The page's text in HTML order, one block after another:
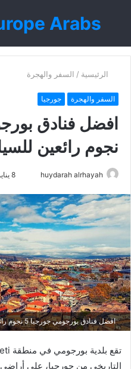
Arabs
بحث
الرئيسية / السفر والهجرة
السفر والهجرة جورجيا
نجوم رائعين
huydarah alrhayah
إلكترونيا
8 يناير، 2023
افضل فنادق بورجومي جورجيا 5 نجوم رائعين للسياحة للعرب
التاريخي من جورجيا، على